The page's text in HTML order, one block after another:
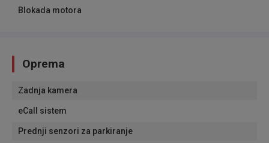
Blokada motora
Oprema
Zadnja kamera
eCall sistem
Prednji senzori za parkiranje